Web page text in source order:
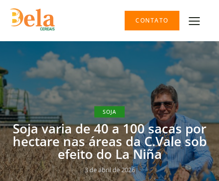
CONTATO
SOJA
Soja varia de 40 a 100 sacas por
hectare nas áreas da C.Vale sob
efeito do La Niña
3 de abril de 2026